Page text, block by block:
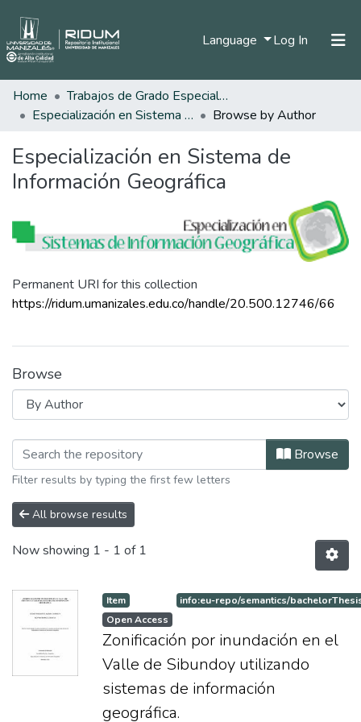
Language Log In (current)
All of DSpace
Home
Trabajos de Grado Especializaciones
Especialización en Sistema de Información Geográfica
Browse by Author
Especialización en Sistema de
Información Geográfica
Permanent URI for this collection
https://ridum.umanizales.edu.co/handle/20.500.12746/66
Browse
Browsing Especialización en Browse
Filter results by typing the first few letters
All browse results
Now showing 1 - 1 of 1
Item
Open Access
info:eu-repo/semantics/
Zonificación por inundación en el
Valle de Sibundoy utilizando
sistemas de información
geográfica.